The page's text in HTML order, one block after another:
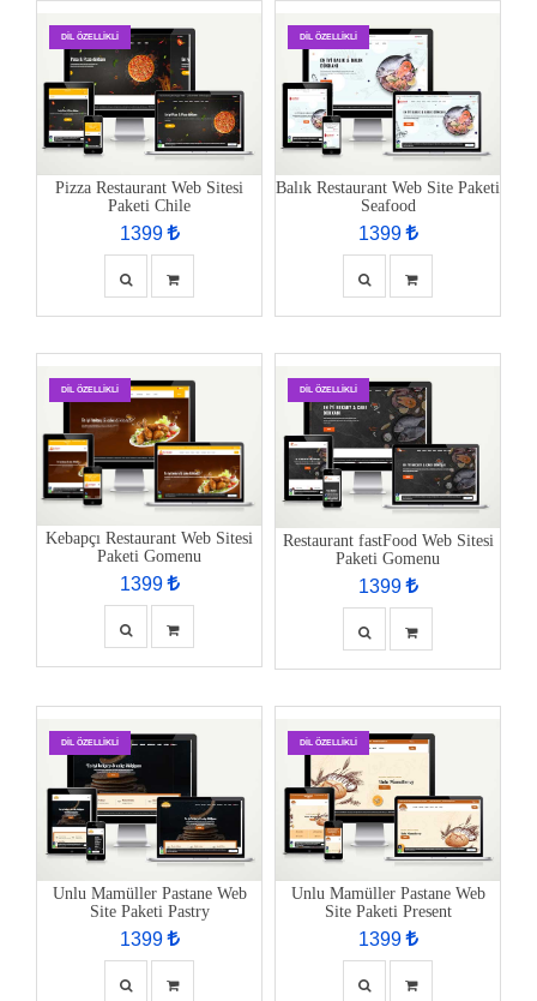
DIL ÖZELLIKLI
Pizza Restaurant Web Sitesi
Paketi Chile
1399
DIL ÖZELLIKLI
Balık Restaurant Web Site Paketi
Seafood
1399
DIL ÖZELLIKLI
Kebapçı Restaurant Web Sitesi
Paketi Gomenu
1399
DIL ÖZELLIKLI
Restaurant fastFood Web Sitesi
Paketi Gomenu
1399
DIL ÖZELLIKLI
Unlu Mamüller Pastane Web
Site Paketi Pastry
1399
DIL ÖZELLIKLI
Unlu Mamüller Pastane Web
Site Paketi Present
1399